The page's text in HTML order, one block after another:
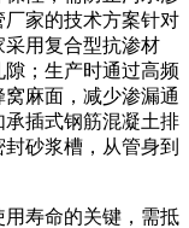
家的技术方案针对
用复合型抗渗材
；生产时通过高频
麻面，减少渗漏通
插式钢筋混凝土排
砂浆槽，从管身到
寿命的关键，需抵